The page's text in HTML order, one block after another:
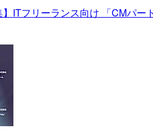
】ITフリーランス向け 「CMパ